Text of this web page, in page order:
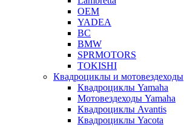
OEM
YADEA
BC
BMW
SPRMOTORS
TOKISHI
Квадроциклы и мотовездеходы
Квадроциклы Yamaha
Мотовездеходы Yamaha
Квадроциклы Avantis
Квадроциклы Yacota